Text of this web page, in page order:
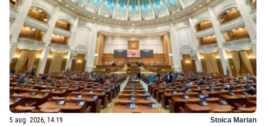
5 aug. 2026, 14:19 Stoica Marian